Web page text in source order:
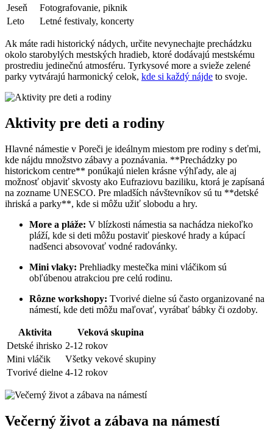
Jeseň
Fotografovanie, piknik
Leto
Letné festivaly, koncerty
Ak máte radi historický nádych, určite nevynechajte prechádzku
okolo starobylých mestských hradieb, ktoré dodávajú mestskému
prostrediu jedinečnú atmosféru. Tyrkysové more a svieže zelené
parky vytvárajú harmonický celok, kde si každý nájde to svoje.
Aktivity pre deti a rodiny
Hlavné námestie v Poreči je ideálnym miestom pre rodiny s deťmi,
kde nájdu množstvo zábavy a poznávania. **Prechádzky po
historickom centre** ponúkajú nielen krásne výhľady, ale aj
možnosť objaviť skvosty ako Eufraziovu baziliku, ktorá je zapísaná
na zozname UNESCO. Pre mladších návštevníkov sú tu **detské
ihriská a parky**, kde si môžu užiť slobodu a hry.
More a pláže: V blízkosti námestia sa nachádza niekoľko
pláží, kde si deti môžu postaviť pieskové hrady a kúpací
nadšenci absovovať vodné radovánky.
Mini vlaky: Prehliadky mestečka mini vláčikom sú
obľúbenou atrakciou pre celú rodinu.
Rôzne workshopy: Tvorivé dielne sú často organizované na
námestí, kde deti môžu maľovať, vyrábať bábky či ozdoby.
Aktivita
Veková skupina
Detské ihrisko 2-12 rokov
Mini vláčik
Všetky vekové skupiny
Tvorivé dielne 4-12 rokov
Večerný život a zábava na námestí